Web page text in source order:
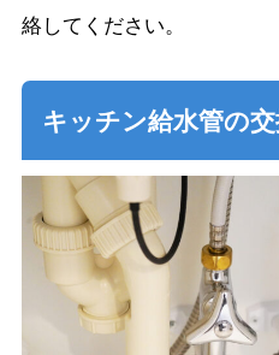
絡してください。
キッチン給水管の